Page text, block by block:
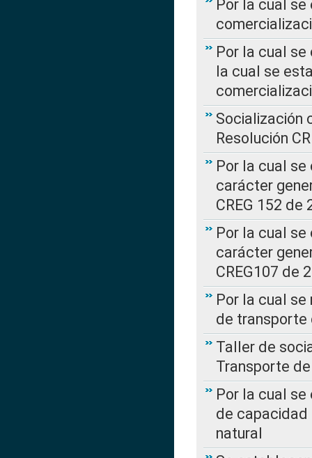
Por la cual
Por la cual se
la cual se
Socialización
Resolución
Por la cual
carácter
CREG 152 de
Por la cual
carácter
CREG107 de
Por la cual
de transporte
Taller de
Transporte
Por la cual
de capacidad
natural